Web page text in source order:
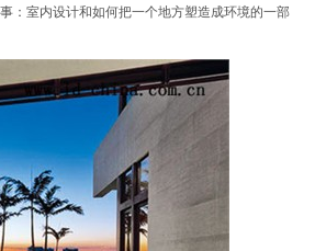
室内设计和如何把一个地方塑造成环境的一部